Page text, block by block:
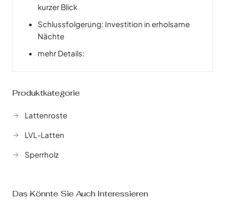
kurzer Blick
Schlussfolgerung: Investition in erholsame
Nächte
mehr Details:
Produktkategorie
Lattenroste
LVL-Latten
Sperrholz
Das Könnte Sie Auch Interessieren